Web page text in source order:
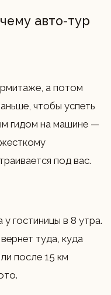
авто-тур
а потом
чтобы успеть
гидом на машине —
под вас.
гостиницы в 8 утра.
туда, куда
после 15 км